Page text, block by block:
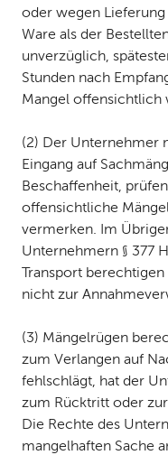
oder wegen
Ware als der
unverzüglich,
Stunden nach
Mangel offensichtlich
(2) Der Unternehmer
Eingang auf
Beschaffenheit,
offensichtliche
vermerken. Im
Unternehmern § 377
Transport
nicht zur
(3) Mängelrügen
zum Verlangen auf
fehlschlägt, hat der
zum Rücktritt oder
Die Rechte des
mangelhaften Sache